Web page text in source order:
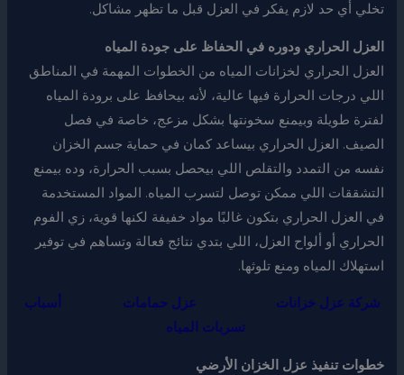
تخلي أي حد لازم يفكر في العزل قبل ما تظهر مشاكل.
العزل الحراري ودوره في الحفاظ على جودة المياه
العزل الحراري لخزانات المياه من الخطوات المهمة في المناطق
اللي درجات الحرارة فيها عالية، لأنه بيحافظ على برودة المياه
لفترة طويلة وبيمنع سخونتها بشكل مزعج، خاصة في فصل
الصيف. العزل الحراري بيساعد كمان في حماية جسم الخزان
نفسه من التمدد والتقلص اللي بيحصل بسبب الحرارة، وده بيمنع
التشققات اللي ممكن توصل لتسرب المياه. المواد المستخدمة
في العزل الحراري بتكون غالبًا مواد خفيفة لكنها قوية، زي الفوم
الحراري أو ألواح العزل، اللي بتدي نتائج فعالة وتساهم في توفير
استهلاك المياه ومنع تلوثها.
شركة عزل خزانات عزل حمامات
أسباب
تسربات المياه
خطوات تنفيذ عزل الخزان الأرضي